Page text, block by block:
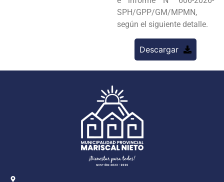
SPH/GPP/GM/MPMN,
según el siguiente detalle.
Descargar